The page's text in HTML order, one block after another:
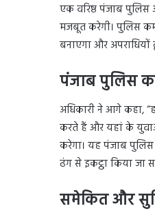
एक वरिष्ठ पंजाब
मजबूत करेगी। पुलिस
बनाएगा और अपराधियों
पंजाब पुलिस
अधिकारी ने आगे कहा,
करते हैं और यहां के
करेगा। यह पंजाब
ढंग से इकट्ठा किया जा
समेकित और